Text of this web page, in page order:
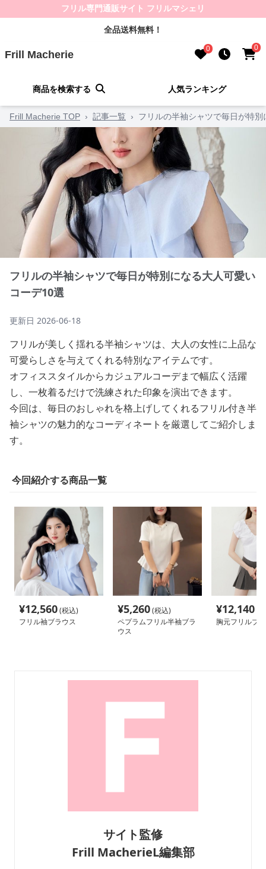
フリル専門通販サイト フリルマシェリ
全品送料無料！
Frill Macherie 0 0
商品を検索する 人気ランキング
Frill Macherie TOP › 記事一覧 › フリルの半袖シャツで毎日が特
フリルの半袖シャツで毎日が特別になる大人可愛い
コーデ10選
更新日 2026-06-18
フリルが美しく揺れる半袖シャツは、大人の女性に上品な
可愛らしさを与えてくれる特別なアイテムです。
オフィススタイルからカジュアルコーデまで幅広く活躍
し、一枚着るだけで洗練された印象を演出できます。
今回は、毎日のおしゃれを格上げしてくれるフリル付き半
袖シャツの魅力的なコーディネートを厳選してご紹介しま
す。
今回紹介する商品一覧
¥12,560(税込)
フリル袖ブラウス
¥5,260(税込)
ペプラムフリル半袖ブラ
ウス
¥12,140
胸元フリルブ
サイト監修
Frill MacherieL編集部